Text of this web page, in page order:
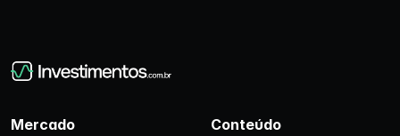
Mercado Conteúdo